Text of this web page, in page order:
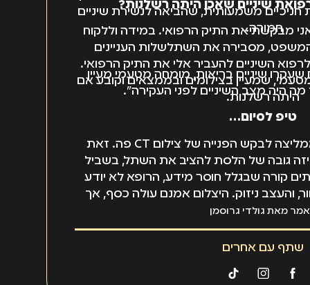
חניכיים משמעותית, שהביאה לנשירת שיניים
חמורה.
שיניים שאכן היתה רשלנות?
מבקשת את התיק הרפואי. במידה וללקוח
המשפט, מסבירה את השתלשלות העניינים
השיניים להעביר אלי את התיק הרפואי.
שמעיין בצילומים ובממצאים וקובע אם
היתה רשלנות.
שיניים בריאות, מומחה מטעמי מעיין
מה היה מצב השיניים לפני העקירה".
טיפ לסיום…
"לפני ביצוע שתלים, אני ממליצה לבקש הפנייה של צילום CT פה. זאת
גובה של הלסת להציב את השתל, בשביל
קורה שבגלל חוסר מידע, הרופא לא יודע
והעצב ניזוק. היצלום אמנם עולה כסף, אך
את הביטחון".
מאת גולדי גרוסמן
שתף עם אחרים